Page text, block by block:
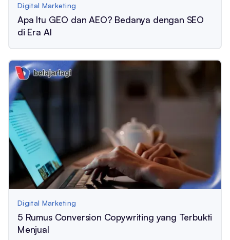
Digital Marketing
Apa Itu GEO dan AEO? Bedanya dengan SEO
di Era AI
Digital Marketing
5 Rumus Conversion Copywriting yang Terbukti
Menjual